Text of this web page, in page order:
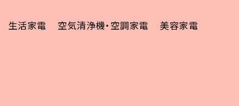
生活家電 空気清浄機・空調家電 美容家電